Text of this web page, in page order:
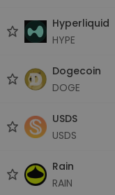
Hyperliquid
HYPE
Dogecoin
DOGE
USDS
USDS
Rain
RAIN